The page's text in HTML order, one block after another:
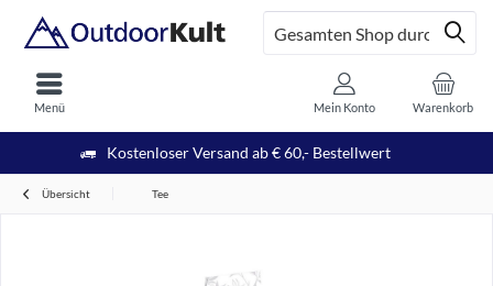
Kostenloser Versand ab € 60,- Bestellwert
Menü Warenkorb
Mein Konto
Übersicht Tee